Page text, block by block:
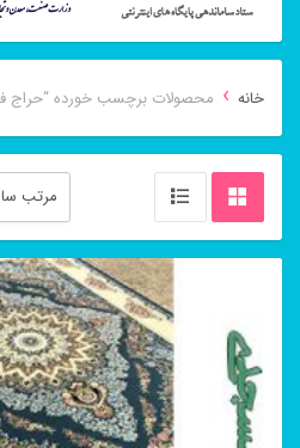
خانه › محصولات برچسب خورده “حراج